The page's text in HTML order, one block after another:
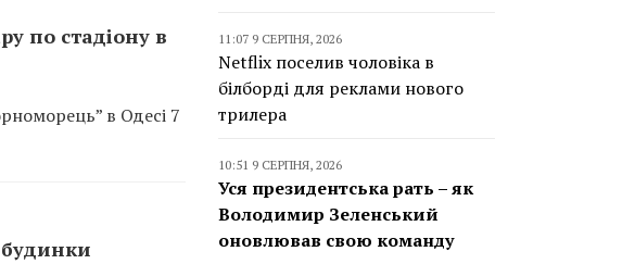
по стадіону в
в Одесі 7
11:07 9 СЕРПНЯ, 2026
Netflix поселив чоловіка в
білборді для реклами нового
трилера
10:51 9 СЕРПНЯ, 2026
Уся президентська рать – як
Володимир Зеленський
оновлював свою команду